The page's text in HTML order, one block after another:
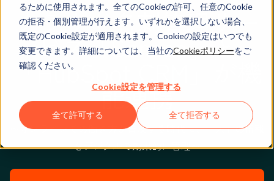
るために使用されます。全てのCookieの許可、任意のCookie
の拒否・個別管理が行えます。いずれかを選択しない場合、
既定のCookie設定が適用されます。Cookieの設定はいつでも
変更できます。詳細については、当社のCookieポリシーをご
確認ください。
Cookie設定を管理する
全て許可する 全て拒否する
クラウド名刺管理サー
ビス「Sansan」と
「HubSpot CRM」が機
能連携
〜オンラインでの働き方が普及する時代に、「人」の情報
をデジタルで効果的に管理〜